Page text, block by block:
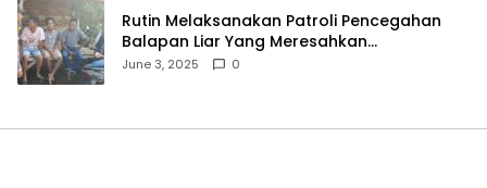
Rutin Melaksanakan Patroli Pencegahan
Balapan Liar Yang Meresahkan
Masyarakat, Polsek Soromandi
June 3, 2025 0